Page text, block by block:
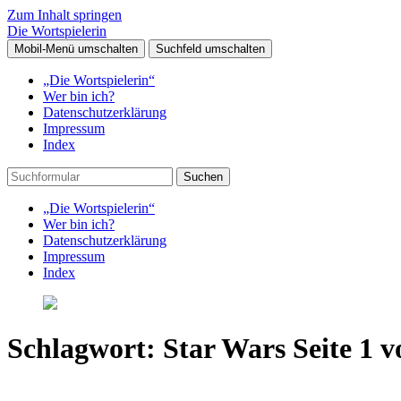
Zum Inhalt springen
Die Wortspielerin
Mobil-Menü umschalten Suchfeld umschalten
„Die Wortspielerin“
Wer bin ich?
Datenschutzerklärung
Impressum
Index
Suchen
„Die Wortspielerin“
Wer bin ich?
Datenschutzerklärung
Impressum
Index
Schlagwort: Star Wars Seite 1